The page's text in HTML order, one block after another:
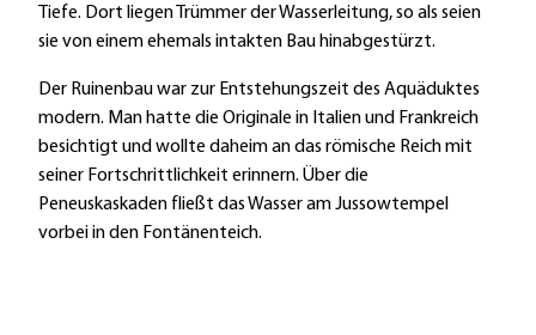
Tiefe. Dort liegen Trümmer der Wasserleitung, so als seien
sie von einem ehemals intakten Bau hinabgestürzt.
Der Ruinenbau war zur Entstehungszeit des Aquäduktes
modern. Man hatte die Originale in Italien und Frankreich
besichtigt und wollte daheim an das römische Reich mit
seiner Fortschrittlichkeit erinnern. Über die
Peneuskaskaden fließt das Wasser am Jussowtempel
vorbei in den Fontänenteich.